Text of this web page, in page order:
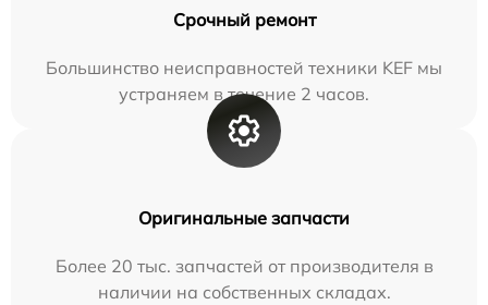
Срочный ремонт
Большинство неисправностей техники KEF мы
устраняем в течение 2 часов.
Оригинальные запчасти
Более 20 тыс. запчастей от производителя в
наличии на собственных складах.